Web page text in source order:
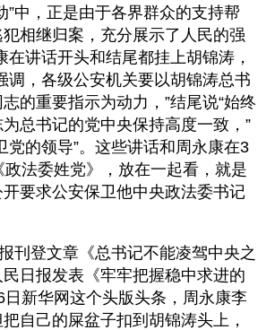
”中，正是由于各界群众的支持帮
相继归案，充分展示了人民的强
在讲话开头和结尾都挂上胡锦涛，
调，各级公安机关要以胡锦涛总书
的重要指示为动力，”结尾说“始终
总书记的党中央保持高度一致，”
党的领导”。这些讲话和周永康在3
政法委姓党》，放在一起看，就是
要求公安保卫他中央政法委书记
刊登文章《总书记不能凌驾中央之
日报发表《牢牢把握稳中求进的
新华网这个头版头条，周永康李
自己的屎盆子扣到胡锦涛头上，